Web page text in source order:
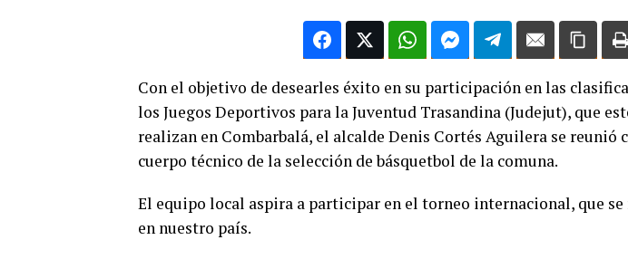
Con el objetivo de desearles éxito en su participación en las
los Juegos Deportivos para la Juventud Trasandina (Judejut), que
realizan en Combarbalá, el alcalde Denis Cortés Aguilera se reunió
cuerpo técnico de la selección de básquetbol de la comuna.
El equipo local aspira a participar en el torneo internacional, que se
en nuestro país.